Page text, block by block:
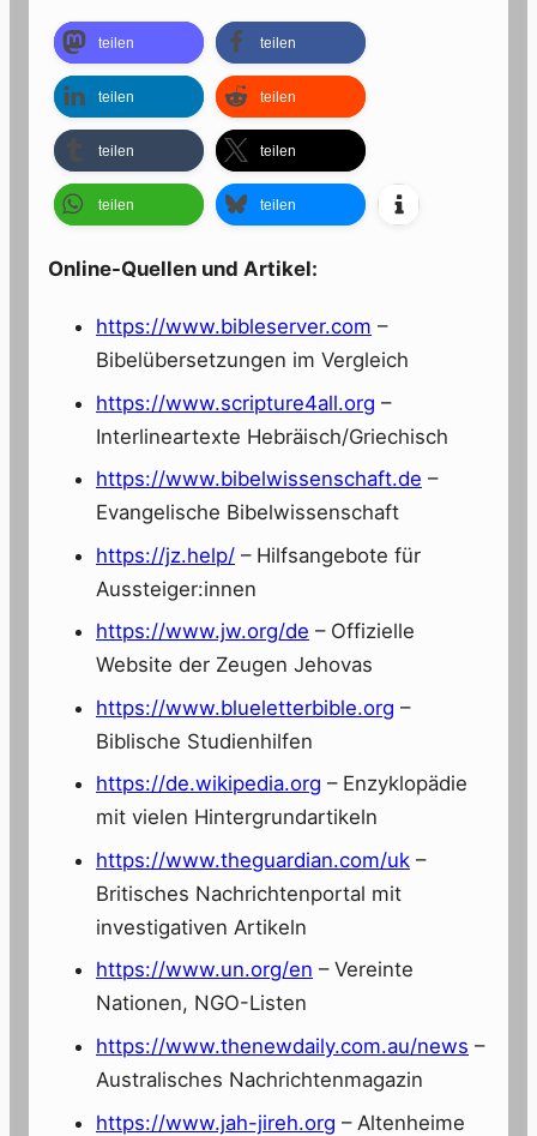
teilen teilen
teilen teilen
teilen teilen
teilen teilen
Online-Quellen und Artikel:
https://www.bibleserver.com –
Bibelübersetzungen im Vergleich
https://www.scripture4all.org –
Interlineartexte Hebräisch/Griechisch
https://www.bibelwissenschaft.de –
Evangelische Bibelwissenschaft
https://jz.help/ – Hilfsangebote für
Aussteiger:innen
https://www.jw.org/de – Offizielle
Website der Zeugen Jehovas
https://www.blueletterbible.org –
Biblische Studienhilfen
https://de.wikipedia.org – Enzyklopädie
mit vielen Hintergrundartikeln
https://www.theguardian.com/uk –
Britisches Nachrichtenportal mit
investigativen Artikeln
https://www.un.org/en – Vereinte
Nationen, NGO-Listen
https://www.thenewdaily.com.au/news –
Australisches Nachrichtenmagazin
https://www.jah-jireh.org – Altenheime